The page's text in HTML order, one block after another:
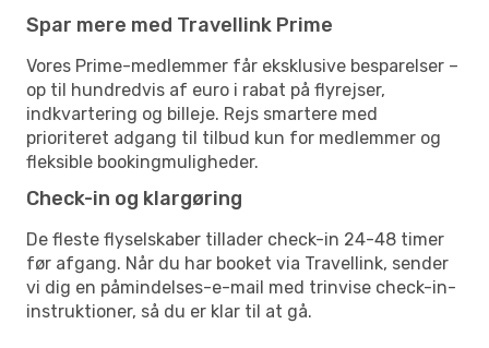
Spar mere med Travellink Prime
Vores Prime-medlemmer får eksklusive besparelser –
op til hundredvis af euro i rabat på flyrejser,
indkvartering og billeje. Rejs smartere med
prioriteret adgang til tilbud kun for medlemmer og
fleksible bookingmuligheder.
Check-in og klargøring
De fleste flyselskaber tillader check-in 24-48 timer
før afgang. Når du har booket via Travellink, sender
vi dig en påmindelses-e-mail med trinvise check-in-
instruktioner, så du er klar til at gå.